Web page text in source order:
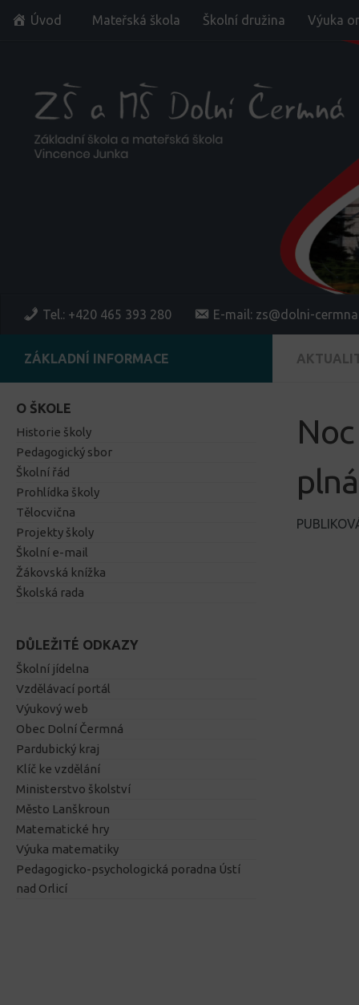
Skip to content
Úvod Mateřská škola Školní družina Výuka
Tel.: +420 465 393 280 E-mail: zs@dolni-
ZÁKLADNÍ INFORMACE
O ŠKOLE
Historie školy
Pedagogický sbor
Školní řád
Prohlídka školy
Tělocvična
Projekty školy
Školní e-mail
Žákovská knížka
Školská rada
DŮLEŽITÉ ODKAZY
Školní jídelna
Vzdělávací portál
Výukový web
Obec Dolní Čermná
Pardubický kraj
Klíč ke vzdělání
Ministerstvo školství
Město Lanškroun
Matematické hry
Výuka matematiky
Pedagogicko-psychologická poradna Ústí
nad Orlicí